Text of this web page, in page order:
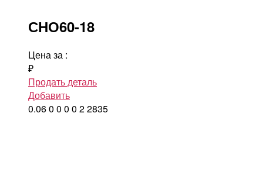
СНО60-18
Цена за :
₽
Продать деталь
Добавить
0.060 0 0 0 22835